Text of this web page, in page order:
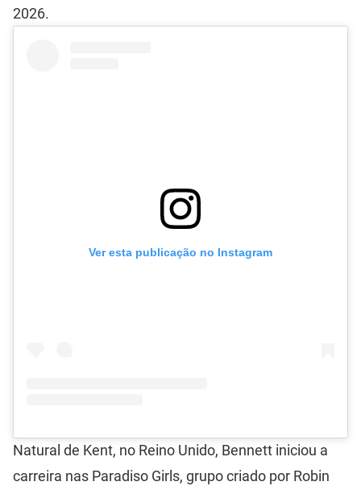
2026.
Ver esta publicação no Instagram
Natural de Kent, no Reino Unido, Bennett iniciou a
carreira nas Paradiso Girls, grupo criado por Robin